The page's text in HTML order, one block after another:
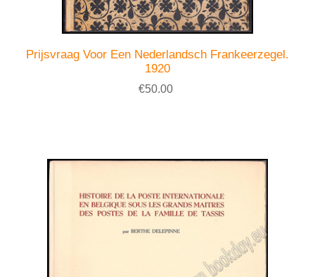
Prijsvraag Voor Een Nederlandsch Frankeerzegel.
1920
€50.00